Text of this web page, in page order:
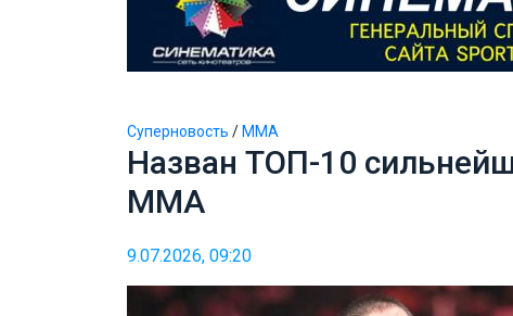
Суперновость / ММА
Назван ТОП-10
MMA
9.07.2026, 09:20